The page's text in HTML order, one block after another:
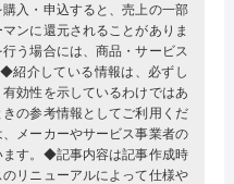
入・申込すると、売上の一部
ンに還元されることがありま
う場合には、商品・サービス
紹介している情報は、必ずし
効性を示しているわけではあ
の参考情報としてご利用くだ
メーカーやサービス事業者の
ます。◆記事内容は記事作成時
リニューアルによって仕様や